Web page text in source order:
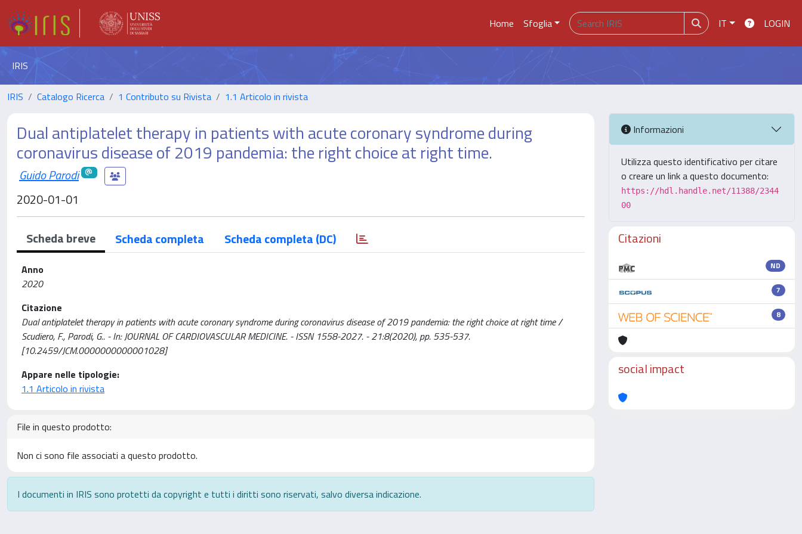
Home Sfoglia IT LOGIN
IRIS
IRIS Catalogo Ricerca 1 Contributo su Rivista 1.1 Articolo in rivista
Dual antiplatelet therapy in patients with acute coronary syndrome during
coronavirus disease of 2019 pandemia: the right choice at right time.
Guido Parodi
2020-01-01
Scheda breve Scheda completa Scheda completa (DC)
Anno
2020
Citazione
Dual antiplatelet therapy in patients with acute coronary syndrome during coronavirus disease of 2019 pandemia: the right choice at right time /
Scudiero, F., Parodi, G.. - In: JOURNAL OF CARDIOVASCULAR MEDICINE. - ISSN 1558-2027. - 21:8(2020), pp. 535-537.
[10.2459/JCM.0000000000001028]
Appare nelle tipologie:
1.1 Articolo in rivista
File in questo prodotto:
Non ci sono file associati a questo prodotto.
I documenti in IRIS sono protetti da copyright e tutti i diritti sono riservati, salvo diversa indicazione.
Informazioni
Utilizza questo identificativo per citare
o creare un link a questo documento:
https://hdl.handle.net/11388/2344
00
Citazioni
ND
7
8
social impact